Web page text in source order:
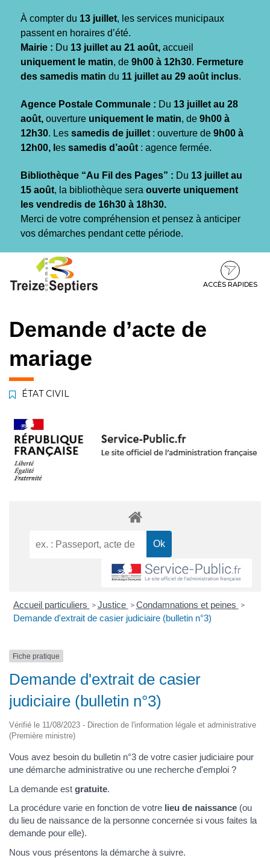
À compter du 13 juillet, les services municipaux
passent en horaires d’été.
Mairie : Du 13 juillet au 21 août, accueil
uniquement le matin, de 9h00 à 12h30. Fermeture
des samedis matin du 11 juillet au 29 août inclus.
Agence Postale Communale : Du 13 juillet au 28
août, ouverture uniquement le matin, de 9h00 à
12h30. Les samedis de juillet : ouverture de 9h00 à
12h00, l es samedis d’août : agence fermée.
Bibliothèque “Au Fil des Pages” : Du 13 juillet au
15 août, la bibliothèque sera ouverte uniquement
les vendredis de 16h30 à 18h30.
Merci de votre compréhension et pensez à anticiper
vos démarches pendant cette période.
contenu
pied
ACCÈS RAPIDES
Demande d’acte de
mariage
ÉTAT CIVIL
Accueil particuliers > Justice > Condamnations et peines >
Demande d'extrait de casier judiciaire (bulletin n°3)
Fiche pratique
Demande d'extrait de casier
judiciaire (bulletin n°3)
Vérifié le 11/08/2023 - Direction de l'information légale et administrative
(Première ministre)
Vous avez besoin du bulletin n°3 de votre casier judiciaire pour
une démarche administrative ou une recherche d'emploi ?
La demande est gratuite.
La procédure varie en fonction de votre lieu de naissance (ou
du lieu de naissance de la personne concernée si vous faites la
demande pour elle).
Nous vous présentons la démarche à suivre.